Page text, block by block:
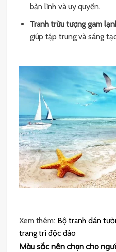
bản lĩnh và uy quyền.
Tranh trừu tượng gam
giúp tập trung và sáng
Xem thêm: Bộ tranh dán
trang trí độc đáo
Màu sắc nên chọn cho